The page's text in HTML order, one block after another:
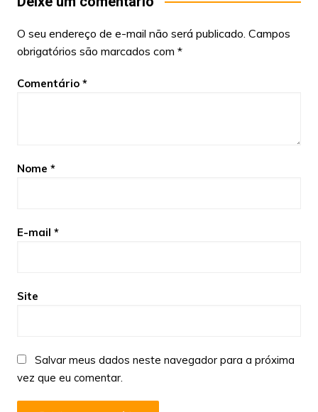
O seu endereço de e-mail não será publicado. Campos
obrigatórios são marcados com *
Comentário *
Nome *
E-mail *
Site
Salvar meus dados neste navegador para a próxima
vez que eu comentar.